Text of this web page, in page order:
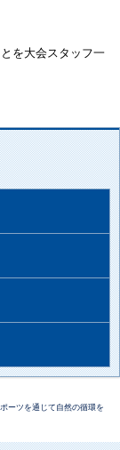
を大会スタッフ一
ーツを通じて自然の循環を